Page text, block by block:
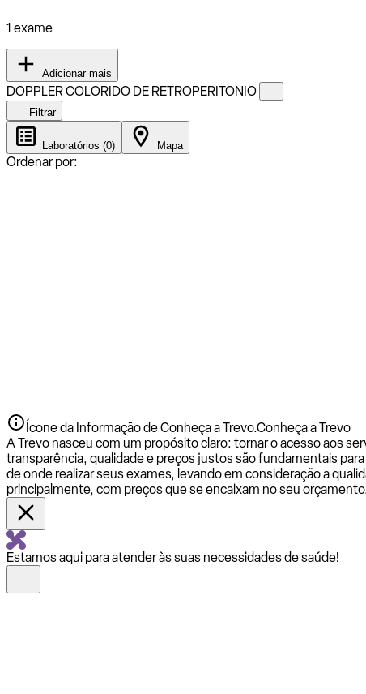
1 exame
Adicionar mais
DOPPLER COLORIDO DE RETROPERITONIO
Filtrar
Laboratórios (0) Mapa
Ordenar por:
Ícone da Informação de Conheça a Trevo.Conheça a Trevo
A Trevo nasceu com um propósito claro: tornar o acesso aos
transparência, qualidade e preços justos são fundamentais
de onde realizar seus exames, levando em consideração a
principalmente, com preços que se encaixam no seu orçamento.
Estamos aqui para atender às suas necessidades de saúde!